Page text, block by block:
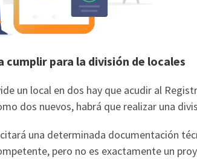
cumplir para la división de locales
un local en dos hay que acudir al
dos nuevos, habrá que realizar una
una determinada documentación
pero no es exactamente un